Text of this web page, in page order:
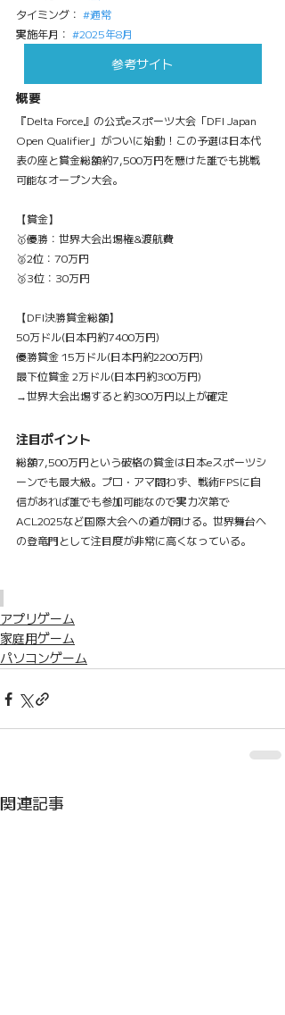
タイミング： #通常
実施年月： #2025年8月
参考サイト
概要
『Delta Force』の公式eスポーツ大会「DFI Japan
Open Qualifier」がついに始動！この予選は日本代
表の座と賞金総額約7,500万円を懸けた誰でも挑戦
可能なオープン大会。
【賞金】
🥇優勝：世界大会出場権&渡航費
🥈2位：70万円
🥉3位：30万円
【DFI決勝賞金総額】
50万ドル(日本円約7400万円)
優勝賞金 15万ドル(日本円約2200万円)
最下位賞金 2万ドル(日本円約300万円)
→世界大会出場すると約300万円以上が確定
注目ポイント
総額7,500万円という破格の賞金は日本eスポーツシ
ーンでも最大級。プロ・アマ問わず、戦術FPSに自
信があれば誰でも参加可能なので実力次第で
ACL2025など国際大会への道が開ける。世界舞台へ
の登竜門として注目度が非常に高くなっている。
アプリゲーム
家庭用ゲーム
パソコンゲーム
関連記事